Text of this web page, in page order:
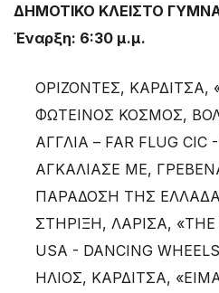
ΔΗΜΟΤΙΚΟ ΚΛΕΙΣΤΟ
Έναρξη: 6:30 μ.μ.
ΟΡΙΖΟΝΤΕΣ, ΚΑΡΔΙΤΣΑ,
ΦΩΤΕΙΝΟΣ ΚΟΣΜΟΣ,
ΑΓΓΛΙΑ – FAR FLUG CIC
ΑΓΚΑΛΙΑΣΕ ΜΕ,
ΠΑΡΑΔΟΣΗ ΤΗΣ
ΣΤΗΡΙΞΗ, ΛΑΡΙΣΑ, «THE
USA - DANCING
ΗΛΙΟΣ, ΚΑΡΔΙΤΣΑ,